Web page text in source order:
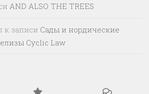
AND ALSO THE TREES
к записи Сады и нордические
Cyclic Law